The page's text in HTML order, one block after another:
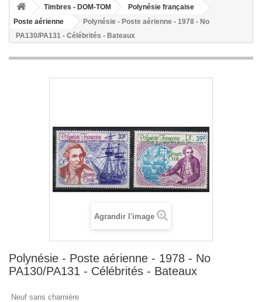
Timbres - DOM-TOM
Polynésie française
Poste aérienne
Polynésie - Poste aérienne - 1978 - No
PA130/PA131 - Célébrités - Bateaux
Agrandir l'image
Polynésie - Poste aérienne - 1978 - No
PA130/PA131 - Célébrités - Bateaux
Neuf sans charnière